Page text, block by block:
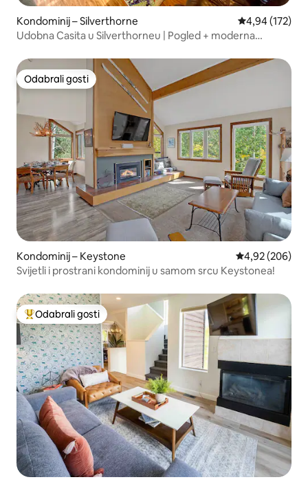
Kondominij – Silverthorne Prosječna
4,94 (172)
Udobna Casita u Silverthorneu | Pogled + moderna
Odabrali gosti
Odabrali gosti
Kondominij – Keystone Prosječna
4,92 (206)
Svijetli i prostrani kondominij u samom srcu Keystonea!
Među najviše rangiranima s oznakom „Odabrali gosti”
Odabrali gosti